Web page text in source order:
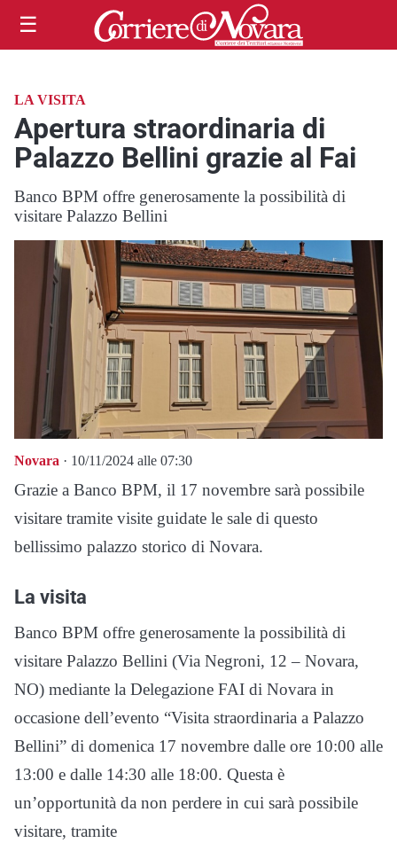
☰
LA VISITA
Apertura straordinaria di
Palazzo Bellini grazie al Fai
Banco BPM offre generosamente la possibilità di
visitare Palazzo Bellini
Novara · 10/11/2024 alle 07:30
Grazie a Banco BPM, il 17 novembre sarà possibile
visitare tramite visite guidate le sale di questo
bellissimo palazzo storico di Novara.
La visita
Banco BPM offre generosamente la possibilità di
visitare Palazzo Bellini (Via Negroni, 12 – Novara,
NO) mediante la Delegazione FAI di Novara in
occasione dell’evento “Visita straordinaria a Palazzo
Bellini” di domenica 17 novembre dalle ore 10:00 alle
13:00 e dalle 14:30 alle 18:00. Questa è
un’opportunità da non perdere in cui sarà possibile
visitare, tramite